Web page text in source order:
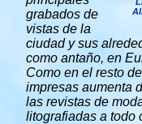
grabados de
vistas de la
ciudad y sus
como antaño, en
Como en el resto
impresas aumenta
las revistas de
litografiadas a todo